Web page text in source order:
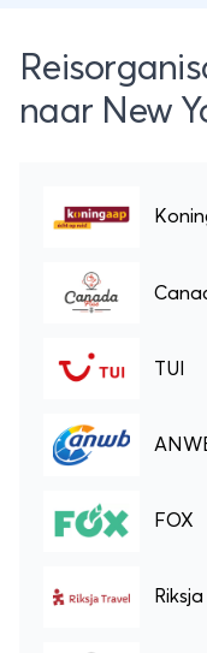
naar New
TUI
FOX